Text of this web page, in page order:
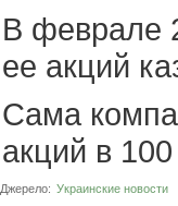
В феврале
ее акций
Сама
акций в
Джерело: Украинские новости